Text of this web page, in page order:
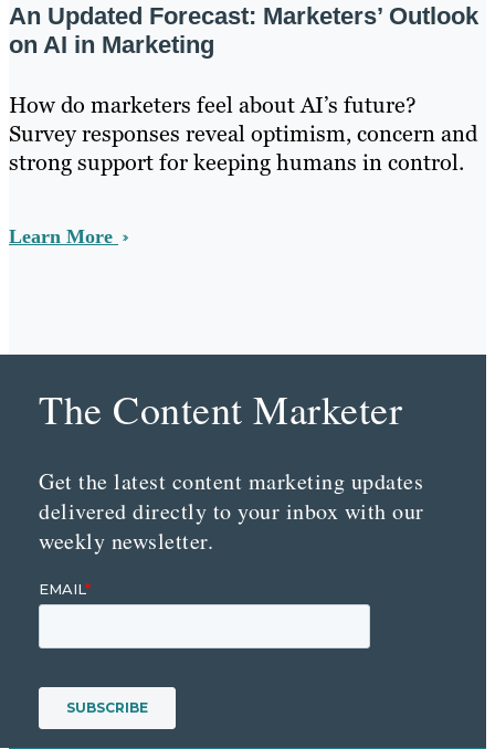
An Updated Forecast: Marketers’ Outlook
on AI in Marketing
How do marketers feel about AI’s future?
Survey responses reveal optimism, concern and
strong support for keeping humans in control.
Learn More
The Content Marketer
Get the latest content marketing updates
delivered directly to your inbox with our
weekly newsletter.